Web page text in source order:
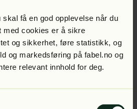
få en god opplevelse når du
med cookies er å sikre
og sikkerhet, føre statistikk, og
og markedsføring på fabel.no og
relevant innhold for deg.